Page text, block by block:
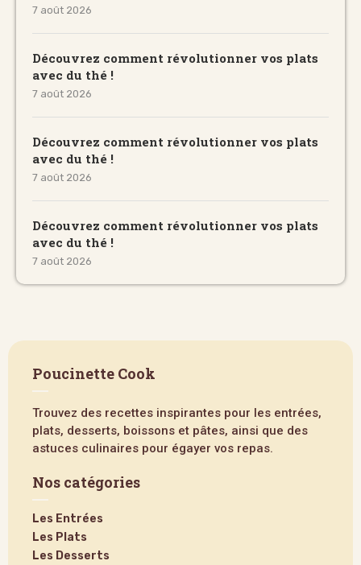
7 août 2026
Découvrez comment révolutionner vos plats
avec du thé !
7 août 2026
Découvrez comment révolutionner vos plats
avec du thé !
7 août 2026
Découvrez comment révolutionner vos plats
avec du thé !
7 août 2026
Poucinette Cook
Trouvez des recettes inspirantes pour les entrées,
plats, desserts, boissons et pâtes, ainsi que des
astuces culinaires pour égayer vos repas.
Nos catégories
Les Entrées
Les Plats
Les Desserts